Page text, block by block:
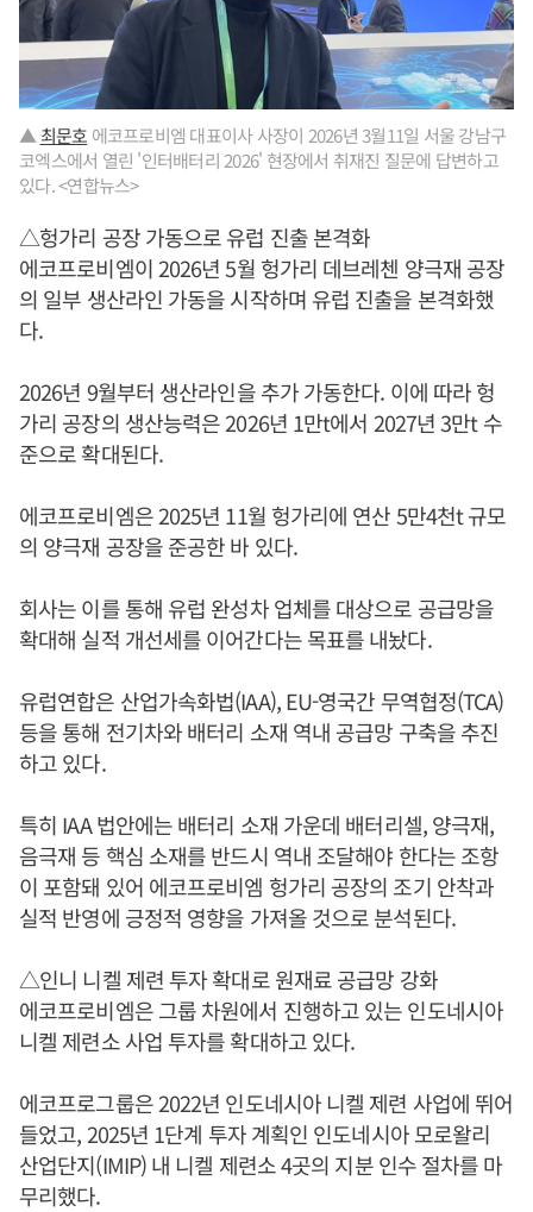
▲ 최문호 에코프로비엠 대표이사 사장이 2026년 3월11일 서울 강남구
코엑스에서 열린 '인터배터리 2026' 현장에서 취재진 질문에 답변하고
있다. <연합뉴스>
△헝가리 공장 가동으로 유럽 진출 본격화
에코프로비엠이 2026년 5월 헝가리 데브레첸 양극재 공장
의 일부 생산라인 가동을 시작하며 유럽 진출을 본격화했
다.
2026년 9월부터 생산라인을 추가 가동한다. 이에 따라 헝
가리 공장의 생산능력은 2026년 1만t에서 2027년 3만t 수
준으로 확대된다.
에코프로비엠은 2025년 11월 헝가리에 연산 5만4천t 규모
의 양극재 공장을 준공한 바 있다.
회사는 이를 통해 유럽 완성차 업체를 대상으로 공급망을
확대해 실적 개선세를 이어간다는 목표를 내놨다.
유럽연합은 산업가속화법(IAA), EU-영국간 무역협정(TCA)
등을 통해 전기차와 배터리 소재 역내 공급망 구축을 추진
하고 있다.
특히 IAA 법안에는 배터리 소재 가운데 배터리셀, 양극재,
음극재 등 핵심 소재를 반드시 역내 조달해야 한다는 조항
이 포함돼 있어 에코프로비엠 헝가리 공장의 조기 안착과
실적 반영에 긍정적 영향을 가져올 것으로 분석된다.
△인니 니켈 제련 투자 확대로 원재료 공급망 강화
에코프로비엠은 그룹 차원에서 진행하고 있는 인도네시아
니켈 제련소 사업 투자를 확대하고 있다.
에코프로그룹은 2022년 인도네시아 니켈 제련 사업에 뛰어
들었고, 2025년 1단계 투자 계획인 인도네시아 모로왈리
산업단지(IMIP) 내 니켈 제련소 4곳의 지분 인수 절차를 마
무리했다.